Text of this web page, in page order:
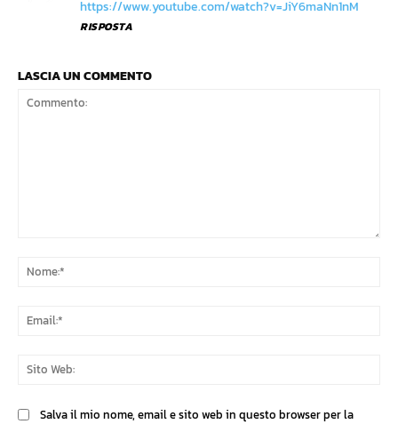
https://www.youtube.com/watch?v=JiY6maNn1nM
RISPOSTA
LASCIA UN COMMENTO
Salva il mio nome, email e sito web in questo browser per la